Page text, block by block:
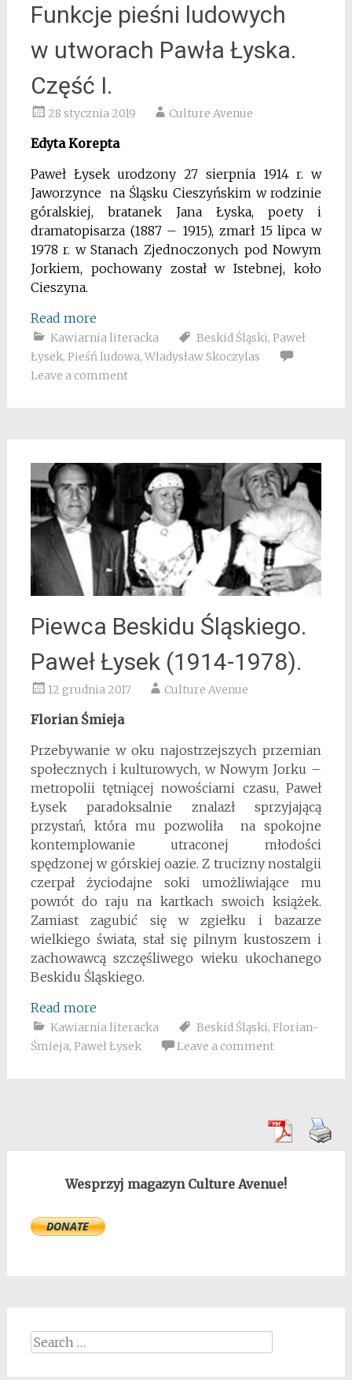
Funkcje pieśni ludowych
w utworach Pawła Łyska.
Część I.
28 stycznia 2019 Culture Avenue
Edyta Korepta
Paweł Łysek urodzony 27 sierpnia 1914 r. w
Jaworzynce na Śląsku Cieszyńskim w rodzinie
góralskiej, bratanek Jana Łyska, poety i
dramatopisarza (1887 – 1915), zmarł 15 lipca w
1978 r. w Stanach Zjednoczonych pod Nowym
Jorkiem, pochowany został w Istebnej, koło
Cieszyna.
Read more
Kawiarnia literacka Beskid Śląski, Paweł
Łysek, Pieśń ludowa, Władysław Skoczylas
Leave a comment
Piewca Beskidu Śląskiego.
Paweł Łysek (1914-1978).
12 grudnia 2017 Culture Avenue
Florian Śmieja
Przebywanie w oku najostrzejszych przemian
społecznych i kulturowych, w Nowym Jorku –
metropolii tętniącej nowościami czasu, Paweł
Łysek paradoksalnie znalazł sprzyjającą
przystań, która mu pozwoliła na spokojne
kontemplowanie utraconej młodości
spędzonej w górskiej oazie. Z trucizny nostalgii
czerpał życiodajne soki umożliwiające mu
powrót do raju na kartkach swoich książek.
Zamiast zagubić się w zgiełku i bazarze
wielkiego świata, stał się pilnym kustoszem i
zachowawcą szczęśliwego wieku ukochanego
Beskidu Śląskiego.
Read more
Kawiarnia literacka Beskid Śląski, Florian-
Śmieja, Paweł Łysek Leave a comment
Wesprzyj magazyn Culture Avenue!
Search
for: